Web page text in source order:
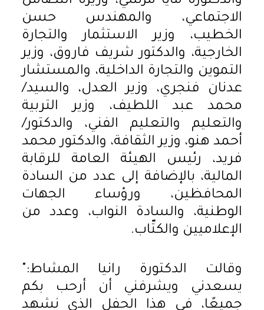
الاجتماعي، والمهندس حسن
الخطيب، وزير الاستثمار والتجارة
الخارجية، والدكتور شريف فاروق، وزير
التموين والتجارة الداخلية، والمستشار
عدنان فنجري، وزير العدل، والسيد/
محمد عبد اللطيف، وزير التربية
والتعليم والتعليم الفني، والدكتور/
أحمد هنو، وزير الثقافة، والدكتور محمد
فريد، رئيس الهيئة العامة للرقابة
المالية، بالإضافة إلى عدد من السادة
المحافظين، ورؤساء الجهات
الوطنية، والسادة النواب، وعدد من
الإعلاميين والكتّاب.
وقالت الدكتورة رانيا المشاط:"
يسعدني ويشرفني أن أرحب بكم
جميعًا، في هذا الحفل الذي نشهد